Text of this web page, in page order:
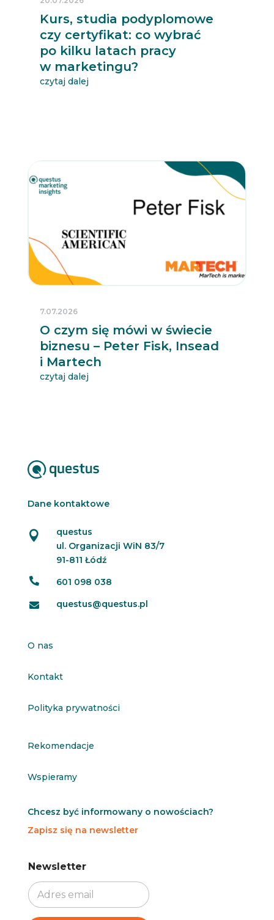
Kurs, studia podyplomowe
czy certyfikat: co wybrać
po kilku latach pracy
w marketingu?
czytaj dalej
O czym się mówi w świecie
biznesu – Peter Fisk, Insead
i Martech
7.07.2026
czytaj dalej
Dane kontaktowe

questus
ul. Organizacji WiN 83/7
91-811 Łódź
 601 098 038
 questus@questus.pl
O nas
Kontakt
Polityka prywatności
Rekomendacje
Wspieramy
Chcesz być informowany o nowościach?
Zapisz się na newsletter
e
w
s
l
e
e
w
s
l
e
Newsletter